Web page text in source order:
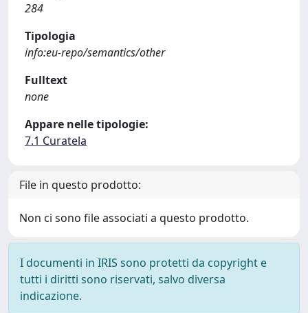
284
Tipologia
info:eu-repo/semantics/other
Fulltext
none
Appare nelle tipologie:
7.1 Curatela
File in questo prodotto:
Non ci sono file associati a questo prodotto.
I documenti in IRIS sono protetti da copyright e
tutti i diritti sono riservati, salvo diversa
indicazione.